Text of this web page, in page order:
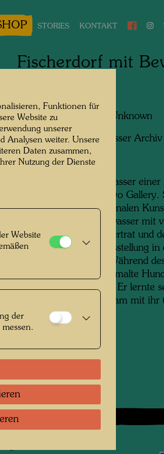
STORIES KONTAKT
Fischerdorf mit
Fotograf:Unbekannt Unknown
Copyright:Hundertwasser Archiv
1961 folgte Hundertwasser
Ausstellung in der Tokyo
der sechsten Internationalen
statt, auf der Hundertwasser mit
das Land Österreich vertrat und
erhielt. Seine Einzelausstellung
einen großen Erfolg. Während
Aufenthaltes in Japan malte
und bereiste das Land. Er lernte
Ikewada kennen und kam mit
zurück.
Funktionen für
Website zu
unserer
Analysen weiter. Unsere
Daten zusammen,
Nutzung der Dienste
Website
der